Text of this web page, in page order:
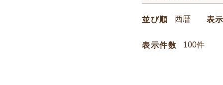
並び順 表
表示件数